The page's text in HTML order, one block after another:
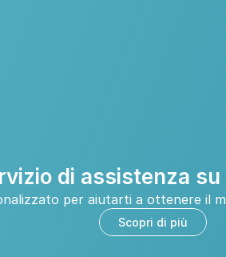
di assistenza
per aiutarti a ottenere il
Scopri di più